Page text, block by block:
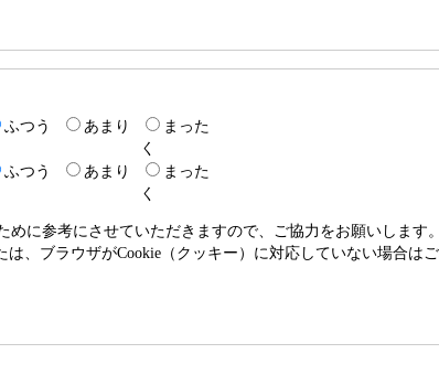
ふつう あまり
まった
く
ふつう あまり
まった
く
に参考にさせていただきますので、ご協力をお願いします。
、ブラウザがCookie（クッキー）に対応していない場合は